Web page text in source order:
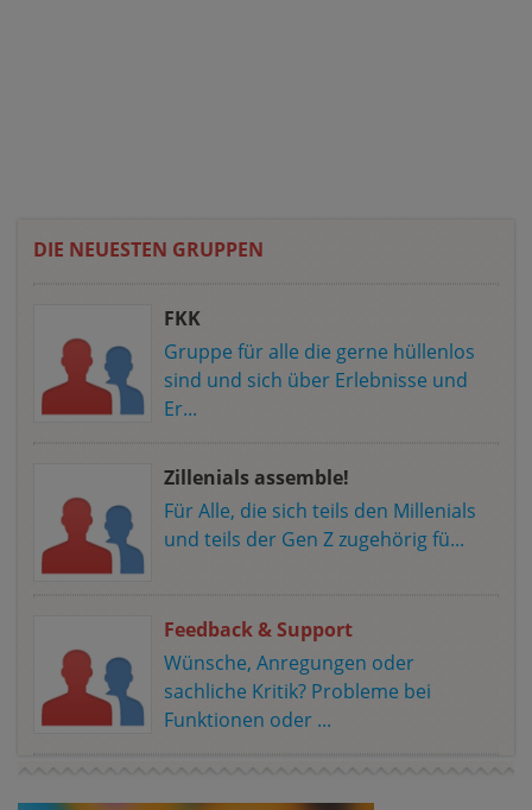
DIE NEUESTEN GRUPPEN
FKK
Gruppe für alle die gerne hüllenlos
sind und sich über Erlebnisse und
Er...
Zillenials assemble!
Für Alle, die sich teils den Millenials
und teils der Gen Z zugehörig fü...
Feedback & Support
Wünsche, Anregungen oder
sachliche Kritik? Probleme bei
Funktionen oder ...